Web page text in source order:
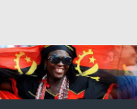
content